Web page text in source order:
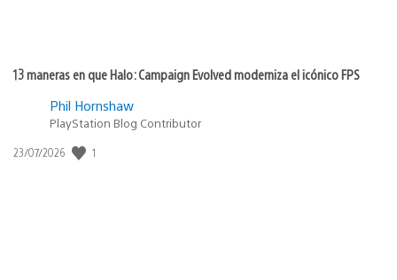
13 maneras en que Halo: Campaign Evolved moderniza el icónico FPS
Phil Hornshaw
PlayStation Blog Contributor
Fecha
23/07/2026 1